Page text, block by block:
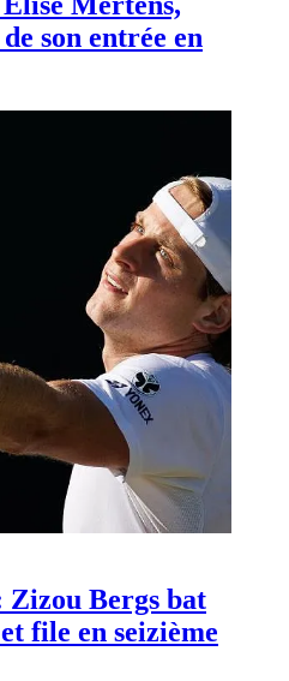
son entrée en
Bergs bat
file en seizième